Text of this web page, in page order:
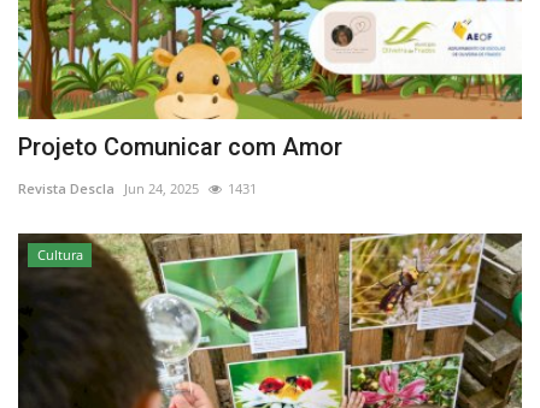
Projeto Comunicar com Amor
Revista Descla Jun 24, 2025 1431
Cultura